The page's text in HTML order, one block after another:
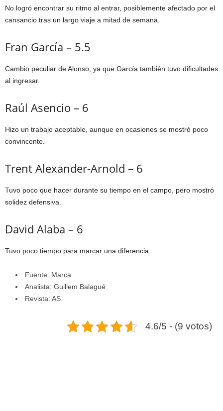
No logró encontrar su ritmo al entrar, posiblemente afectado por el
cansancio tras un largo viaje a mitad de semana.
Fran García – 5.5
Cambio peculiar de Alonso, ya que García también tuvo dificultades
al ingresar.
Raúl Asencio – 6
Hizo un trabajo aceptable, aunque en ocasiones se mostró poco
convincente.
Trent Alexander-Arnold – 6
Tuvo poco que hacer durante su tiempo en el campo, pero mostró
solidez defensiva.
David Alaba – 6
Tuvo poco tiempo para marcar una diferencia.
Fuente: Marca
Analista: Guillem Balagué
Revista: AS
4.6/5 - (9 votos)